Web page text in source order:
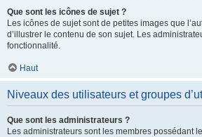
Que sont les icônes de sujet ?
Les icônes de sujet sont de petites images que
d’illustrer le contenu de son sujet. Les
fonctionnalité.
Haut
Niveaux des utilisateurs et groupes
Que sont les administrateurs ?
Les administrateurs sont les membres possédant